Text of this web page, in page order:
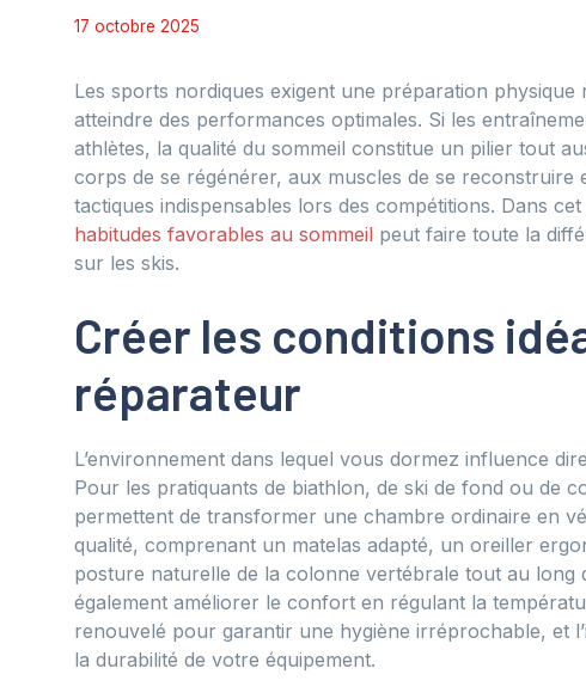
17 octobre 2025
Les sports nordiques exigent une préparation
atteindre des performances optimales. Si les
athlètes, la qualité du sommeil constitue un pilier tout
corps de se régénérer, aux muscles de se reconstruire
tactiques indispensables lors des compétitions. Dans
habitudes favorables au sommeil peut faire toute la
sur les skis.
Créer les conditions
réparateur
L’environnement dans lequel vous dormez influence
Pour les pratiquants de biathlon, de ski de fond ou de
permettent de transformer une chambre ordinaire en
qualité, comprenant un matelas adapté, un oreiller
posture naturelle de la colonne vertébrale tout au
également améliorer le confort en régulant la
renouvelé pour garantir une hygiène irréprochable, et
la durabilité de votre équipement.